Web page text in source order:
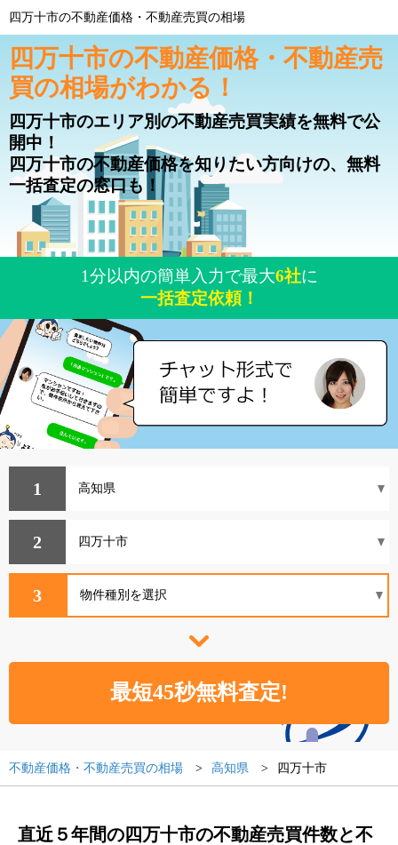
四万十市の不動産価格・不動産売買の相場
四万十市の不動産価格・不動産売
買の相場がわかる！
四万十市のエリア別の不動産売買実績を無料で公
開中！
四万十市の不動産価格を知りたい方向けの、無料
一括査定の窓口も！
1分以内の簡単入力で最大6社に
一括査定依頼！
1
2
3
不動産価格・不動産売買の相場 高知県 四万十市
直近５年間の四万十市の不動産売買件数と不